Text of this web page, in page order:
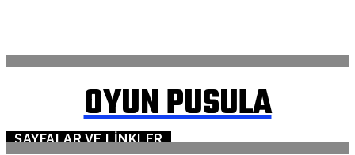
OYUN PUSULA
SAYFALAR VE LINKLER